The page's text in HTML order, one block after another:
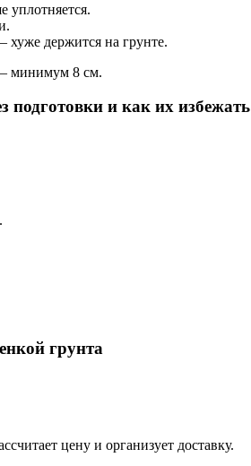
держится на грунте.
— минимум 8 см.
подготовки и как их избежать
грунта
цену и организует доставку.